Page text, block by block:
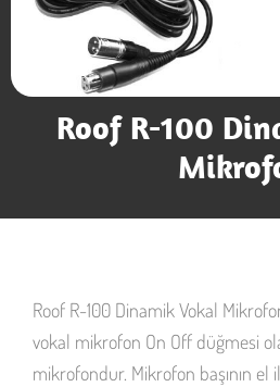
Roof R-100
Roof R-100 Dinamik Vokal
vokal mikrofon On Off düğmesi
mikrofondur. Mikrofon başının el